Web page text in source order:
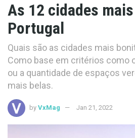
As 12 cidades
Portugal
Quais são as cidades mais
Como base em critérios como
ou a quantidade de espaços
mais belas.
by VxMag Jan 21, 2022